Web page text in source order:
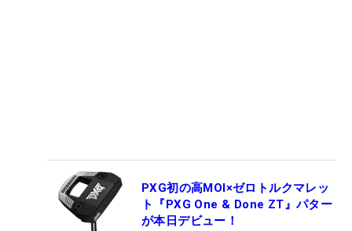
PXG初の高MOI×ゼロトルクマレッ
ト『PXG One & Done ZT』パター
が本日デビュー！